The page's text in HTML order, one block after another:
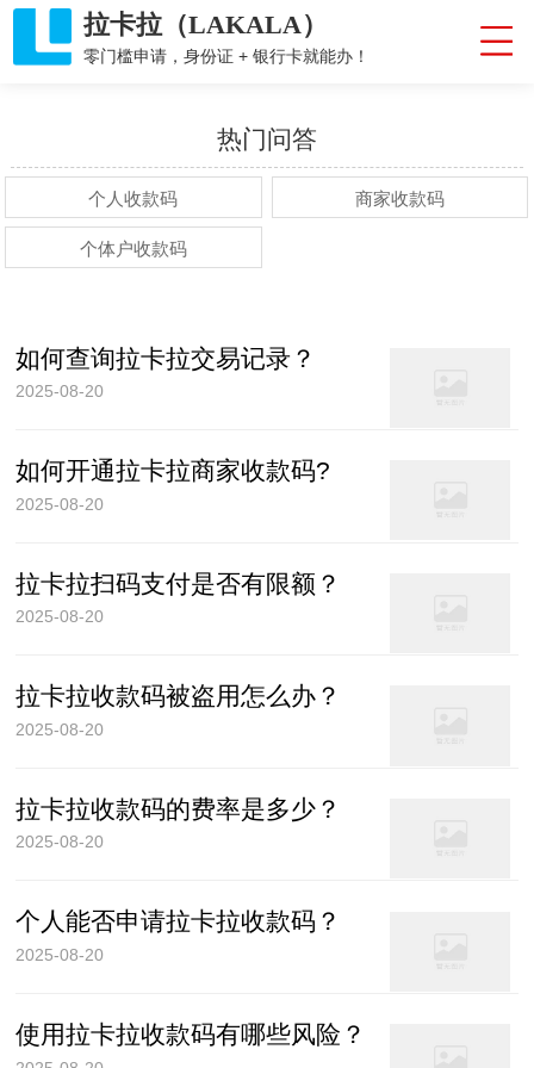
拉卡拉（LAKALA）
零门槛申请，身份证 + 银行卡就能办！
热门问答
个人收款码 商家收款码
个体户收款码
如何查询拉卡拉交易记录？
2025-08-20
如何开通拉卡拉商家收款码?
2025-08-20
拉卡拉扫码支付是否有限额？
2025-08-20
拉卡拉收款码被盗用怎么办？
2025-08-20
拉卡拉收款码的费率是多少？
2025-08-20
个人能否申请拉卡拉收款码？
2025-08-20
使用拉卡拉收款码有哪些风险？